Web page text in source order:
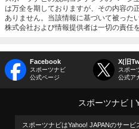
は万全を期しておりますが、その内容の
ありません。当該情報に基づいて被った
株式会社および情報提供者は一切の責任
Facebook
スポーツナビ
公式ページ
X(旧
スポー
公式ア
スポーツナビ
スポーツナビはYahoo! JAPANのサー